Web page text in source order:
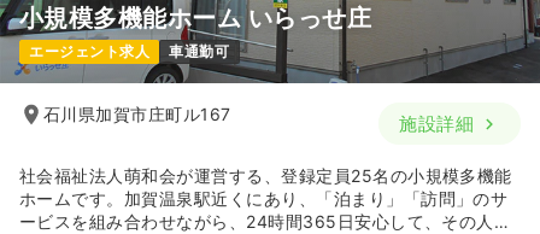
小規模多機能ホーム いらっせ庄
エージェント求人 車通勤可
石川県加賀市庄町ル167 施設詳細
社会福祉法人萌和会が運営する、登録定員25名の小規模多機能
ホームです。加賀温泉駅近くにあり、「泊まり」「訪問」のサ
ービスを組み合わせながら、24時間365日安心して、その人が